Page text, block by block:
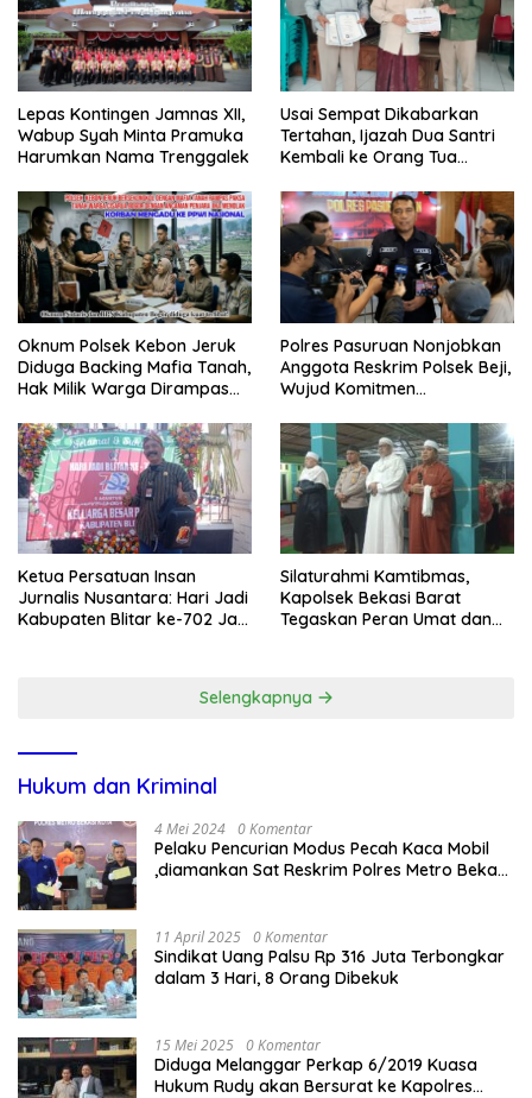
Lepas Kontingen Jamnas XII,
Wabup Syah Minta Pramuka
Harumkan Nama Trenggalek
Usai Sempat Dikabarkan
Tertahan, Ijazah Dua Santri
Kembali ke Orang Tua
Oknum Polsek Kebon Jeruk
Diduga Backing Mafia Tanah,
Hak Milik Warga Dirampas
Polres Pasuruan Nonjobkan
Anggota Reskrim Polsek Beji,
Wujud Komitmen
Dugaan Penganiayaan
Ketua Persatuan Insan
Jurnalis Nusantara: Hari Jadi
Kabupaten Blitar ke-702 Jadi
Silaturahmi Kamtibmas,
Kapolsek Bekasi Barat
Tegaskan Peran Umat dan
Selengkapnya
Hukum dan Kriminal
4 Mei 2024 0 Komentar
Pelaku Pencurian Modus Pecah Kaca Mobil
,diamankan Sat Reskrim Polres Metro Bekasi
11 April 2025 0 Komentar
Sindikat Uang Palsu Rp 316 Juta Terbongkar
dalam 3 Hari, 8 Orang Dibekuk
15 Mei 2025 0 Komentar
Diduga Melanggar Perkap 6/2019 Kuasa
Hukum Rudy akan Bersurat ke Kapolres